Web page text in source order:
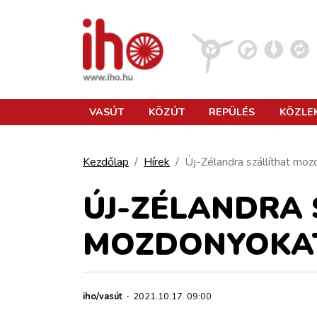
REPÜLÉS
KÖZLEKEDÉSFEJLESZTÉS
ELLÁTÁSI LÁNC
VASÚT KÖZÚT REPÜLÉS
Kezdőlap Hírek Új-Zélandra szállíthat
ÚJ-
iho/vasút · 2021.10.17. 09:00